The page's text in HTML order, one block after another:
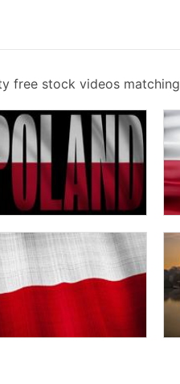
free stock videos matching